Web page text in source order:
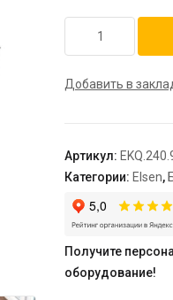
товара
EKQ,
цвет
алюминий
Добавить в
Артикул:
Категории: Elsen,
Получите
оборудование!